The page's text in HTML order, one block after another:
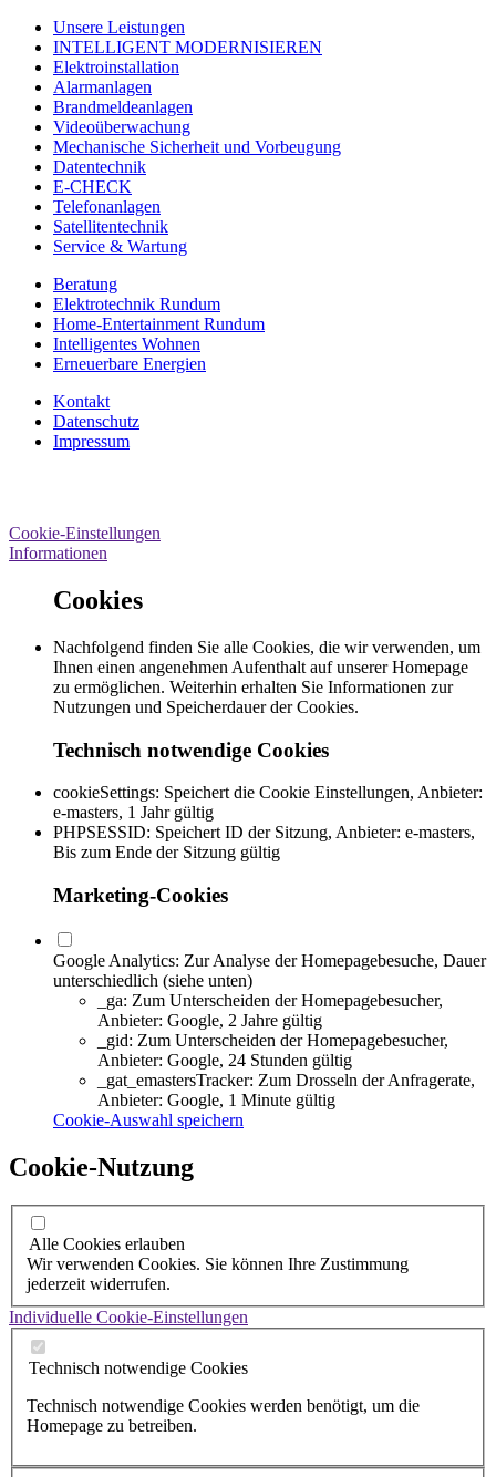
Unsere Leistungen
INTELLIGENT MODERNISIEREN
Elektroinstallation
Alarmanlagen
Brandmeldeanlagen
Videoüberwachung
Mechanische Sicherheit und Vorbeugung
Datentechnik
E-CHECK
Telefonanlagen
Satellitentechnik
Service & Wartung
Beratung
Elektrotechnik Rundum
Home-Entertainment Rundum
Intelligentes Wohnen
Erneuerbare Energien
Kontakt
Datenschutz
Impressum
Cookie-Einstellungen
Informationen
Cookies
Nachfolgend finden Sie alle Cookies, die wir verwenden, um
Ihnen einen angenehmen Aufenthalt auf unserer Homepage
zu ermöglichen. Weiterhin erhalten Sie Informationen zur
Nutzungen und Speicherdauer der Cookies.
Technisch notwendige Cookies
cookieSettings: Speichert die Cookie Einstellungen, Anbieter:
e-masters, 1 Jahr gültig
PHPSESSID: Speichert ID der Sitzung, Anbieter: e-masters,
Bis zum Ende der Sitzung gültig
Marketing-Cookies
Google Analytics: Zur Analyse der Homepagebesuche, Dauer
unterschiedlich (siehe unten)
_ga: Zum Unterscheiden der Homepagebesucher,
Anbieter: Google, 2 Jahre gültig
_gid: Zum Unterscheiden der Homepagebesucher,
Anbieter: Google, 24 Stunden gültig
_gat_emastersTracker: Zum Drosseln der Anfragerate,
Anbieter: Google, 1 Minute gültig
Cookie-Auswahl speichern
Cookie-Nutzung
Alle Cookies erlauben
Wir verwenden Cookies. Sie können Ihre Zustimmung
jederzeit widerrufen.
Individuelle Cookie-Einstellungen
Technisch notwendige Cookies
Technisch notwendige Cookies werden benötigt, um die
Homepage zu betreiben.